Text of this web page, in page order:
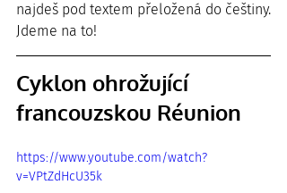
najdeš pod textem přeložená do češtiny.
Jdeme na to!
Cyklon ohrožující
francouzskou Réunion
https://www.youtube.com/watch?
v=VPtZdHcU35k